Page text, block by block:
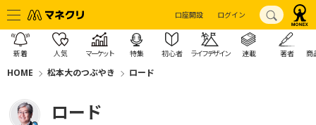
口座開設 ログイン
新着 人気 マーケット 特集 初心者 ライフデザイン 連載 著者 商
HOME 松本大のつぶやき ロード
ロード